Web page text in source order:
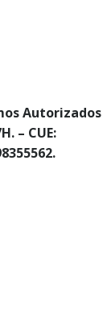
Autorizados
– CUE: